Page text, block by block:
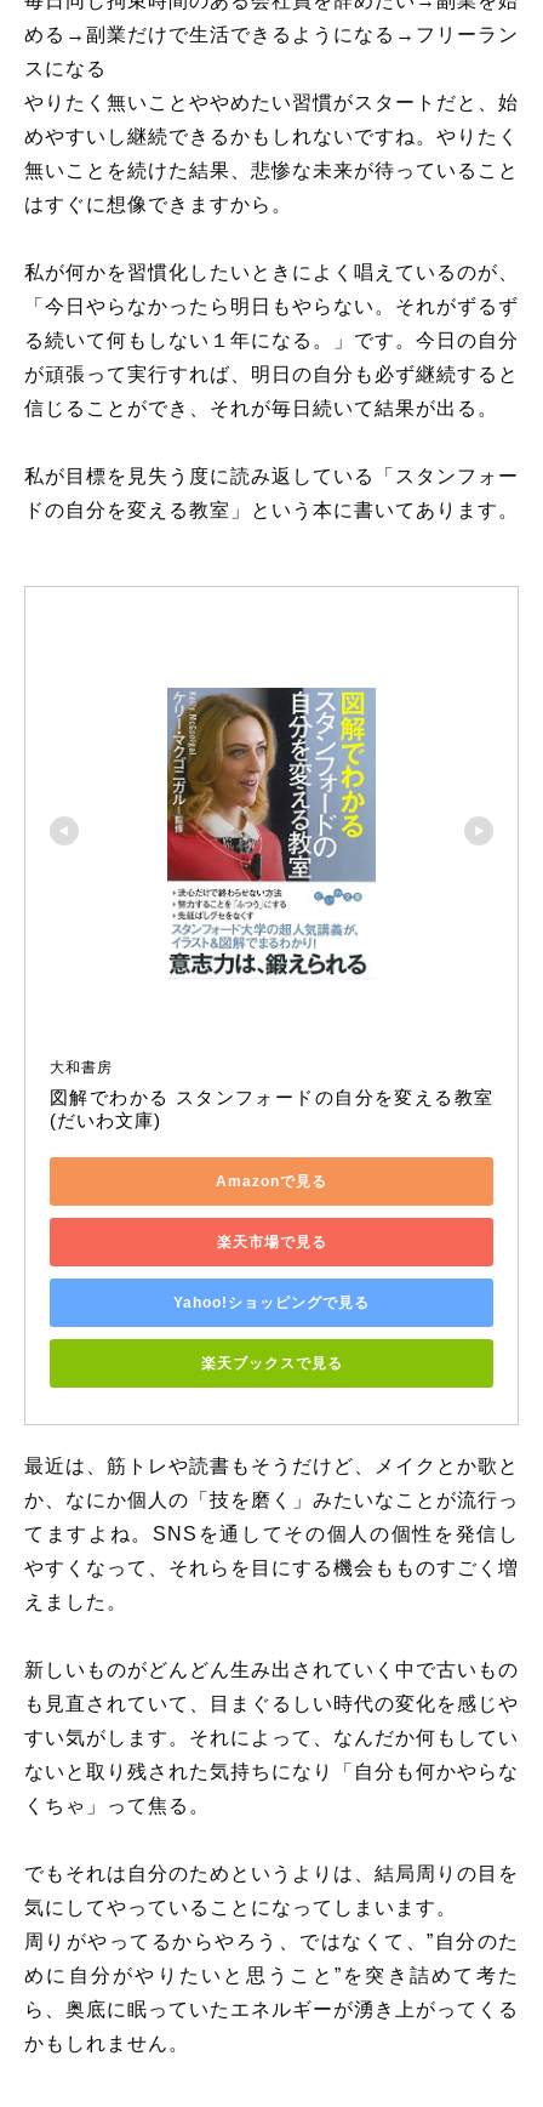
める→副業だけで生活できるようになる→フリーラン
スになる
やりたく無いことややめたい習慣がスタートだと、始
めやすいし継続できるかもしれないですね。やりたく
無いことを続けた結果、悲惨な未来が待っていること
はすぐに想像できますから。
私が何かを習慣化したいときによく唱えているのが、
「今日やらなかったら明日もやらない。それがずるず
る続いて何もしない１年になる。」です。今日の自分
が頑張って実行すれば、明日の自分も必ず継続すると
信じることができ、それが毎日続いて結果が出る。
私が目標を見失う度に読み返している「スタンフォー
ドの自分を変える教室」という本に書いてあります。
大和書房
図解でわかる スタンフォードの自分を変える教室
(だいわ文庫)
Amazonで見る
楽天市場で見る
Yahoo!ショッピングで見る
楽天ブックスで見る
最近は、筋トレや読書もそうだけど、メイクとか歌と
か、なにか個人の「技を磨く」みたいなことが流行っ
てますよね。SNSを通してその個人の個性を発信し
やすくなって、それらを目にする機会もものすごく増
えました。
新しいものがどんどん生み出されていく中で古いもの
も見直されていて、目まぐるしい時代の変化を感じや
すい気がします。それによって、なんだか何もしてい
ないと取り残された気持ちになり「自分も何かやらな
くちゃ」って焦る。
でもそれは自分のためというよりは、結局周りの目を
気にしてやっていることになってしまいます。
周りがやってるからやろう、ではなくて、”自分のた
めに自分がやりたいと思うこと”を突き詰めて考た
ら、奥底に眠っていたエネルギーが湧き上がってくる
かもしれません。